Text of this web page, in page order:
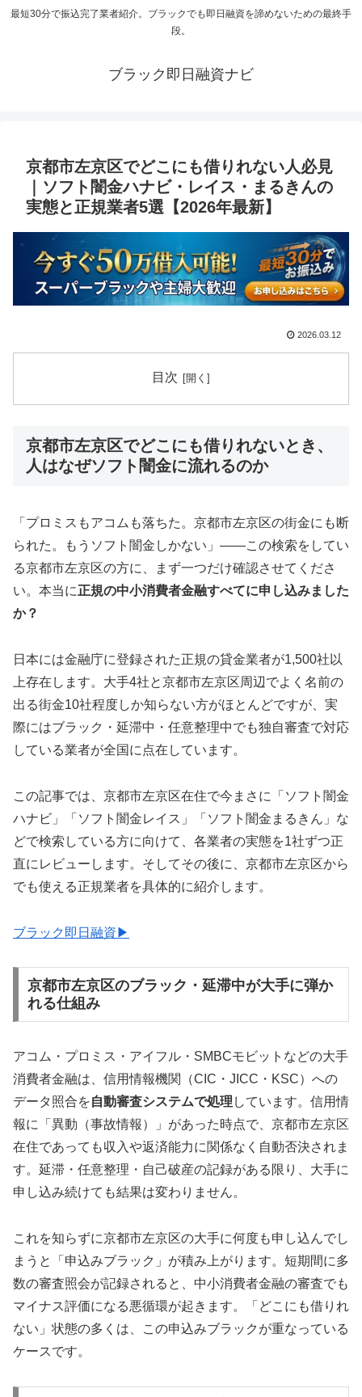
最短30分で振込完了業者紹介。ブラックでも即日融資を諦めないための最終手
段。
ブラック即日融資ナビ
京都市左京区でどこにも借りれない人必見
｜ソフト闇金ハナビ・レイス・まるきんの
実態と正規業者5選【2026年最新】
2026.03.12
目次
京都市左京区でどこにも借りれないとき、
人はなぜソフト闇金に流れるのか
「プロミスもアコムも落ちた。京都市左京区の街金にも断
られた。もうソフト闇金しかない」——この検索をしてい
る京都市左京区の方に、まず一つだけ確認させてくださ
い。本当に正規の中小消費者金融すべてに申し込みました
か？
日本には金融庁に登録された正規の貸金業者が1,500社以
上存在します。大手4社と京都市左京区周辺でよく名前の
出る街金10社程度しか知らない方がほとんどですが、実
際にはブラック・延滞中・任意整理中でも独自審査で対応
している業者が全国に点在しています。
この記事では、京都市左京区在住で今まさに「ソフト闇金
ハナビ」「ソフト闇金レイス」「ソフト闇金まるきん」な
どで検索している方に向けて、各業者の実態を1社ずつ正
直にレビューします。そしてその後に、京都市左京区から
でも使える正規業者を具体的に紹介します。
ブラック即日融資▶
京都市左京区のブラック・延滞中が大手に弾か
れる仕組み
アコム・プロミス・アイフル・SMBCモビットなどの大手
消費者金融は、信用情報機関（CIC・JICC・KSC）への
データ照合を自動審査システムで処理 しています。信用情
報に「異動（事故情報）」があった時点で、京都市左京区
在住であっても収入や返済能力に関係なく自動否決されま
す。延滞・任意整理・自己破産の記録がある限り、大手に
申し込み続けても結果は変わりません。
これを知らずに京都市左京区の大手に何度も申し込んでし
まうと「申込みブラック」が積み上がります。短期間に多
数の審査照会が記録されると、中小消費者金融の審査でも
マイナス評価になる悪循環が起きます。「どこにも借りれ
ない」状態の多くは、この申込みブラックが重なっている
ケースです。